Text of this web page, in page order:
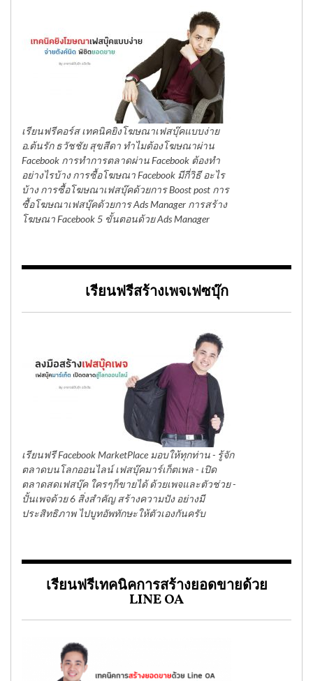
เรียนฟรีคอร์ส เทคนิคยิงโฆษณาเฟสบุ๊คแบบง่าย
อ.ต้นรัก ธวัชชัย สุขสีดา ทำไมต้องโฆษณาผ่าน
Facebook การทำการตลาดผ่าน Facebook ต้องทำ
อย่างไรบ้าง การซื้อโฆษณา Facebook มีกี่วิธี อะไร
บ้าง การซื้อโฆษณาเฟสบุ๊คด้วยการ Boost post การ
ซื้อโฆษณาเฟสบุ๊คด้วยการ Ads Manager การสร้าง
โฆษณา Facebook 5 ขั้นตอนด้วย Ads Manager
เรียนฟรีสร้างเพจเฟซบุ๊ก
เรียนฟรี Facebook MarketPlace มอบให้ทุกท่าน - รู้จัก
ตลาดบนโลกออนไลน์ เฟสบุ๊คมาร์เก็ตเพล - เปิด
ตลาดสดเฟสบุ๊ค ใครๆก็ขายได้ ด้วยเพจและตัวช่วย -
ปั้นเพจด้วย 6 สิ่งสำคัญ สร้างความปัง อย่างมี
ประสิทธิภาพ ไปบูทอัพทักษะให้ตัวเองกันครับ
เรียนฟรีเทคนิคการสร้างยอดขายด้วย
LINE OA